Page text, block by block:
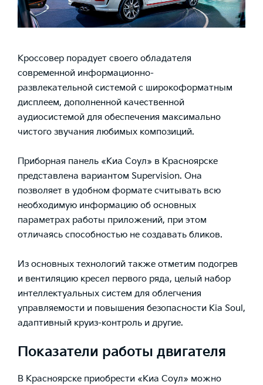
Кроссовер порадует своего обладателя
современной информационно-
развлекательной системой с широкоформатным
дисплеем, дополненной качественной
аудиосистемой для обеспечения максимально
чистого звучания любимых композиций.
Приборная панель «Киа Соул» в Красноярске
представлена вариантом Supervision. Она
позволяет в удобном формате считывать всю
необходимую информацию об основных
параметрах работы приложений, при этом
отличаясь способностью не создавать бликов.
Из основных технологий также отметим подогрев
и вентиляцию кресел первого ряда, целый набор
интеллектуальных систем для облегчения
управляемости и повышения безопасности Kia Soul,
адаптивный круиз-контроль и другие.
Показатели работы двигателя
В Красноярске приобрести «Киа Соул» можно